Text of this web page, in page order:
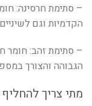
– סתימת חרסינה:
הקדמיות וגם
– סתימת זהב: חומר
הגבוהה והצורך
מתי צריך